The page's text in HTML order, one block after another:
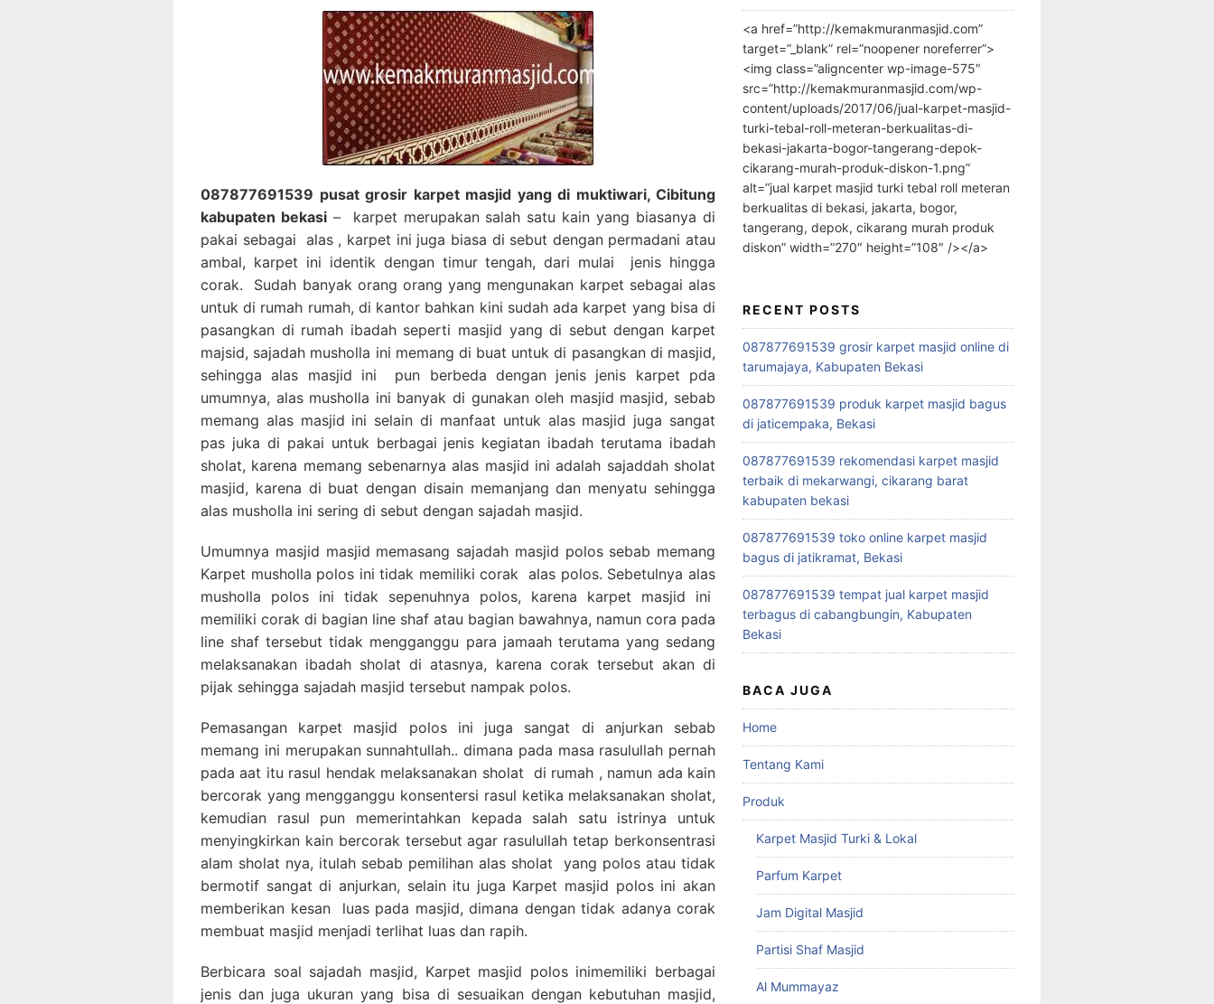
087877691539 pusat grosir karpet masjid yang di muktiwari, Cibitung
kabupaten bekasi– karpet merupakan salah satu kain yang biasanya di
pakai sebagai alas , karpet ini juga biasa di sebut dengan permadani atau
ambal, karpet ini identik dengan timur tengah, dari mulai jenis hingga
corak. Sudah banyak orang orang yang mengunakan karpet sebagai alas
untuk di rumah rumah, di kantor bahkan kini sudah ada karpet yang bisa di
pasangkan di rumah ibadah seperti masjid yang di sebut dengan karpet
majsid, sajadah musholla ini memang di buat untuk di pasangkan di masjid,
sehingga alas masjid ini pun berbeda dengan jenis jenis karpet pda
umumnya, alas musholla ini banyak di gunakan oleh masjid masjid, sebab
memang alas masjid ini selain di manfaat untuk alas masjid juga sangat
pas juka di pakai untuk berbagai jenis kegiatan ibadah terutama ibadah
sholat, karena memang sebenarnya alas masjid ini adalah sajaddah sholat
masjid, karena di buat dengan disain memanjang dan menyatu sehingga
alas musholla ini sering di sebut dengan sajadah masjid.
Umumnya masjid masjid memasang sajadah masjid polos sebab memang
Karpet musholla polos ini tidak memiliki corak alas polos. Sebetulnya alas
musholla polos ini tidak sepenuhnya polos, karena karpet masjid ini
memiliki corak di bagian line shaf atau bagian bawahnya, namun cora pada
line shaf tersebut tidak mengganggu para jamaah terutama yang sedang
melaksanakan ibadah sholat di atasnya, karena corak tersebut akan di
pijak sehingga sajadah masjid tersebut nampak polos.
Pemasangan karpet masjid polos ini juga sangat di anjurkan sebab
memang ini merupakan sunnahtullah.. dimana pada masa rasulullah pernah
pada aat itu rasul hendak melaksanakan sholat di rumah , namun ada kain
bercorak yang mengganggu konsentersi rasul ketika melaksanakan sholat,
kemudian rasul pun memerintahkan kepada salah satu istrinya untuk
menyingkirkan kain bercorak tersebut agar rasulullah tetap berkonsentrasi
alam sholat nya, itulah sebab pemilihan alas sholat yang polos atau tidak
bermotif sangat di anjurkan, selain itu juga Karpet masjid polos ini akan
memberikan kesan luas pada masjid, dimana dengan tidak adanya corak
membuat masjid menjadi terlihat luas dan rapih.
Berbicara soal sajadah masjid, Karpet masjid polos inimemiliki berbagai
jenis dan juga ukuran yang bisa di sesuaikan dengan kebutuhan masjid,
<a href=”http://kemakmuranmasjid.com”
target=”_blank” rel=”noopener noreferrer”>
<img class=”aligncenter wp-image-575″
src=”http://kemakmuranmasjid.com/wp-
content/uploads/2017/06/jual-karpet-masjid-
turki-tebal-roll-meteran-berkualitas-di-
bekasi-jakarta-bogor-tangerang-depok-
cikarang-murah-produk-diskon-1.png”
alt=”jual karpet masjid turki tebal roll meteran
berkualitas di bekasi, jakarta, bogor,
tangerang, depok, cikarang murah produk
diskon” width=”270″ height=”108″ /></a>
RECENT POSTS
087877691539 grosir karpet masjid online di
tarumajaya, Kabupaten Bekasi
087877691539 produk karpet masjid bagus
di jaticempaka, Bekasi
087877691539 rekomendasi karpet masjid
terbaik di mekarwangi, cikarang barat
kabupaten bekasi
087877691539 toko online karpet masjid
bagus di jatikramat, Bekasi
087877691539 tempat jual karpet masjid
terbagus di cabangbungin, Kabupaten
Bekasi
BACA JUGA
Home
Tentang Kami
Produk
Karpet Masjid Turki & Lokal
Parfum Karpet
Jam Digital Masjid
Partisi Shaf Masjid
Al Mummayaz